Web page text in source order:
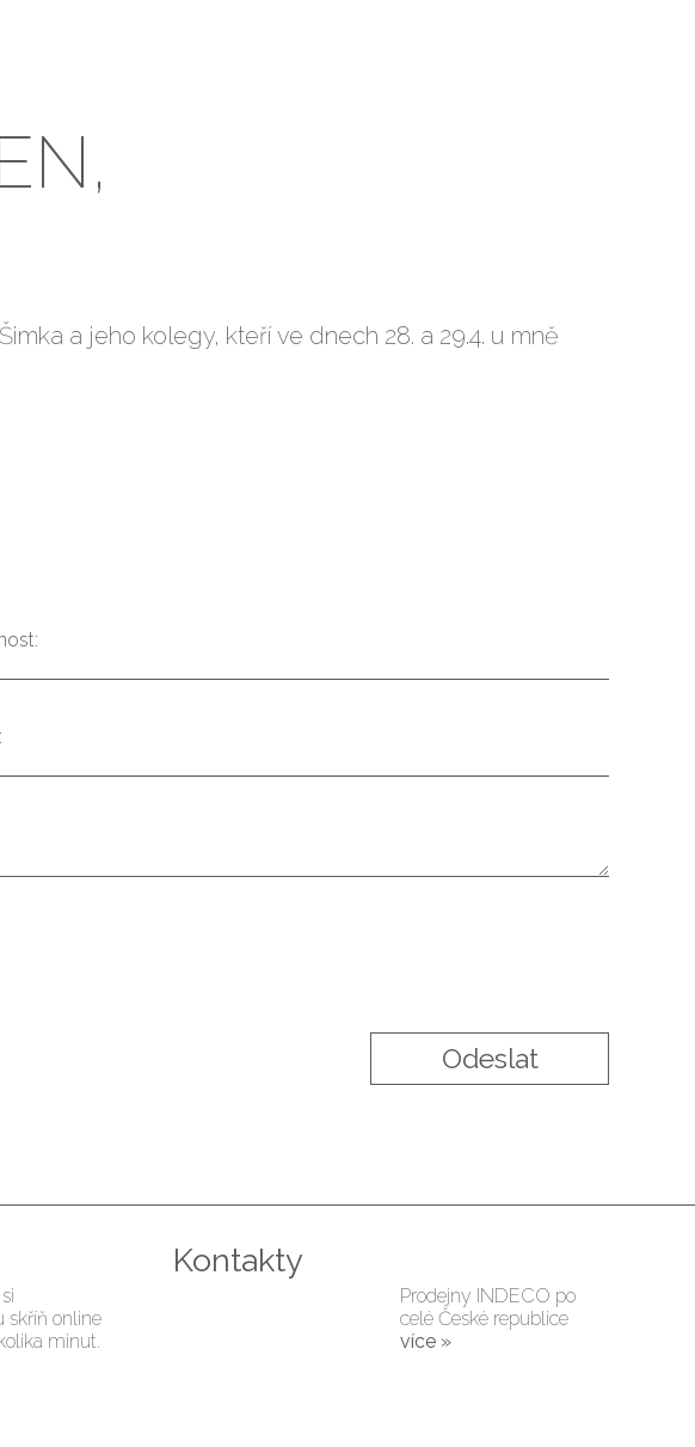
a jeho kolegy, kteří ve dnech 28. a 29.4. u mně
skříň online
minut.
Kontakty
Prodejny INDECO po
celé České republice
více »